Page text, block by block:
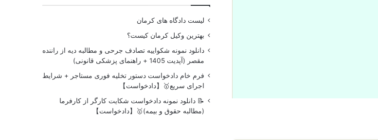
لیست دادگاه های کرمان
بهترین وکیل کرمان کیست؟
دانلود نمونه شکواییه تصادف جرحی و مطالبه دیه از راننده
مقصر (آپدیت 1405 + راهنمای پزشکی قانونی)
فرم خام دادخواست دستور تخلیه فوری مستاجر + شرایط
اجرای سریع🥇【دادخواست】
📝 دانلود نمونه دادخواست شکایت کارگر از کارفرما
(مطالبه حقوق و بیمه)🥇【دادخواست】